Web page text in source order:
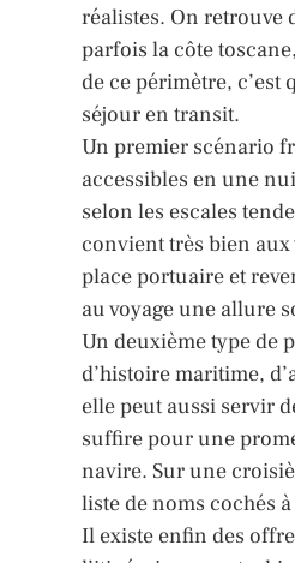
réalistes. On retrouve
parfois la côte
de ce périmètre,
séjour en transit.
Un premier scénario
accessibles en une
selon les escales
convient très bien
place portuaire et
au voyage une allure
Un deuxième type de
d’histoire maritime,
elle peut aussi servir
suffire pour une
navire. Sur une
liste de noms cochés
Il existe enfin des